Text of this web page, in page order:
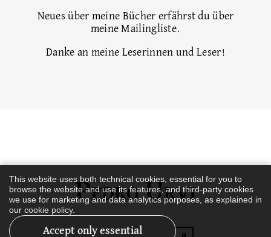
Neues über meine Bücher erfährst du über
meine Mailingliste.
Danke an meine Leserinnen und Leser!
Pedro Urvi
This website uses both technical cookies, essential for you to
browse the website and use its features, and third-party cookies
we use for marketing and data analytics porposes, as explained in
our cookie policy.
Accept only essential